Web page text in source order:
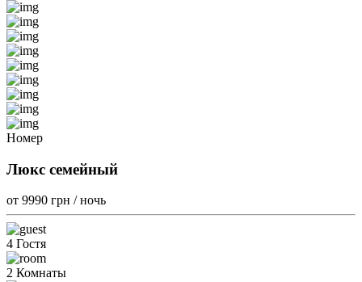
Номер
Люкс семейный
от 9990 грн / ночь
4 Гостя
2 Комнаты